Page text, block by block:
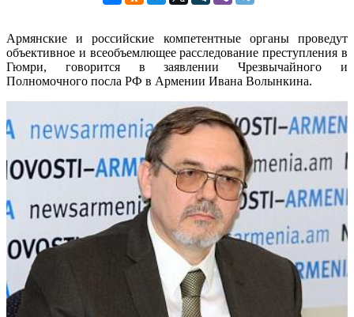
Армянские и российские компетентные органы проведут
объективное и всеобъемлющее расследование преступления в
Гюмри, говорится в заявлении Чрезвычайного и
Полномочного посла РФ в Армении Ивана Волынкина.